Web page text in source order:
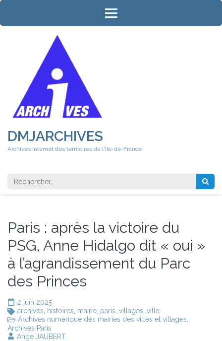
Aller
contenu
DMJARCHIVES
Archives Internet des territoires de l'Île-de-France
Rechercher
Paris : après la victoire du
PSG, Anne Hidalgo dit « oui »
à l’agrandissement du Parc
des Princes
2 juin 2025
archives
histoires mairie paris villages ville
Archives numérique des mairies des villes et villages
Archives Paris
Ange JAUBERT